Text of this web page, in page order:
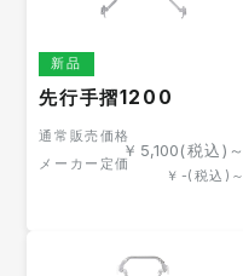
新品
先行手摺1200
通常販売価格
￥ 5,100(税込)～
メーカー定価
￥ -(税込)～